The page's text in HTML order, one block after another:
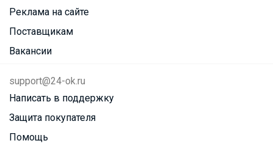
Реклама на сайте
Поставщикам
Вакансии
support@24-ok.ru
Написать в поддержку
Защита покупателя
Помощь